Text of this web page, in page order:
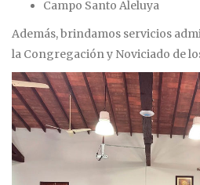
Campo Santo Aleluya
Además, brindamos servicios
la Congregación y Noviciado de